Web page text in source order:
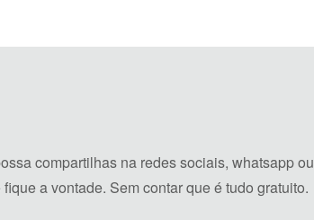
compartilhas na redes sociais, whatsapp ou
a vontade. Sem contar que é tudo gratuito.